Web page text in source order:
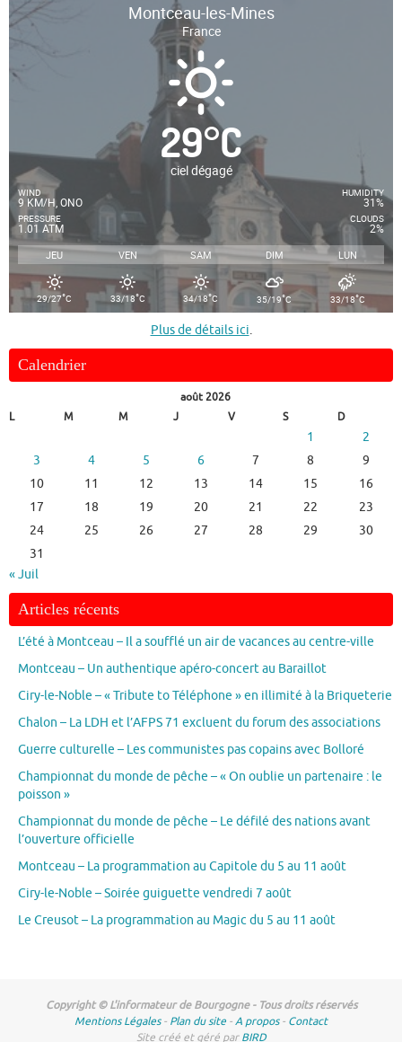
Montceau-les-Mines
France
29°C
ciel dégagé
WIND
9 KM/H, ONO
PRESSURE
1.01 ATM
HUMIDITY
31%
CLOUDS
2%
JEU VEN SAM DIM LUN
29/27°C 33/18°C 34/18°C 35/19°C 33/18°C
Plus de détails ici.
Calendrier
août 2026
L
M M J V S D
1
2
3
4 5 6 7 8
9
10
11 12 13 14 15
16
17
18 19 20 21 22
23
24
25 26 27 28 29
30
31
« Juil
Articles récents
L’été à Montceau – Il a soufflé un air de vacances au centre-ville
Montceau – Un authentique apéro-concert au Baraillot
Ciry-le-Noble – « Tribute to Téléphone » en illimité à la Briqueterie
Chalon – La LDH et l’AFPS 71 excluent du forum des associations
Guerre culturelle – Les communistes pas copains avec Bolloré
Championnat du monde de pêche – « On oublie un partenaire : le
poisson »
Championnat du monde de pêche – Le défilé des nations avant
l’ouverture officielle
Montceau – La programmation au Capitole du 5 au 11 août
Ciry-le-Noble – Soirée guiguette vendredi 7 août
Le Creusot – La programmation au Magic du 5 au 11 août
Copyright © L'informateur de Bourgogne - Tous droits réservés
Mentions Légales- Plan du site -A propos- Contact
Site créé et géré parBIRD